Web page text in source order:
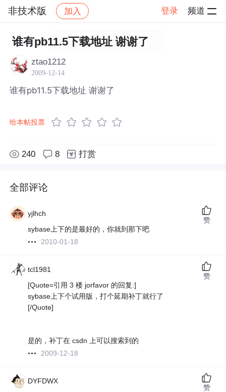
非技术版 加入 登录 频道
社区 非技术版 帖子详情
谁有pb11.5下载地址 谢谢了
ztao1212
2009-12-14
谁有pb11.5下载地址 谢谢了
给本帖投票
240 8 打赏
全部评论
yjlhch
sybase上下的是最好的，你就到那下吧
2010-01-18
赞
tcl1981
[Quote=引用 3 楼 jorfavor 的回复:]
sybase上下个试用版，打个延期补丁就行了
[/Quote]
是的，补丁在 csdn 上可以搜索到的
2009-12-18
赞
DYFDWX
赞